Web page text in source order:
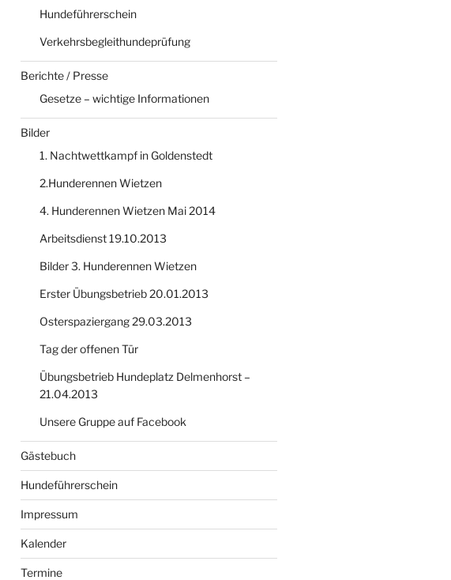
Hundeführerschein
Verkehrsbegleithundeprüfung
Berichte / Presse
Gesetze – wichtige Informationen
Bilder
1. Nachtwettkampf in Goldenstedt
2.Hunderennen Wietzen
4. Hunderennen Wietzen Mai 2014
Arbeitsdienst 19.10.2013
Bilder 3. Hunderennen Wietzen
Erster Übungsbetrieb 20.01.2013
Osterspaziergang 29.03.2013
Tag der offenen Tür
Übungsbetrieb Hundeplatz Delmenhorst –
21.04.2013
Unsere Gruppe auf Facebook
Gästebuch
Hundeführerschein
Impressum
Kalender
Termine